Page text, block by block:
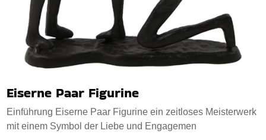
Eiserne Paar Figurine
Einführung Eiserne Paar Figurine ein zeitloses Meisterwerk
mit einem Symbol der Liebe und Engagemen